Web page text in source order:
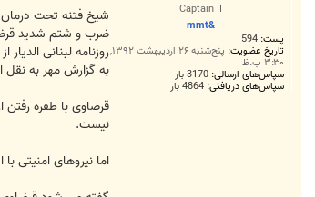
Captain II
&mmt
پست: 594
تاریخ عضویت: پنج‌شنبه ۲۶ اردیبهشت ۱۳۹۲,
۳:۳۰ ب.ظ
سپاس‌های ارسالی: 3170 بار
سپاس‌های دریافتی: 4864 بار
ت
شیخ فتنه تحت درمان
ضرب و شتم شدید
روزنامه لبنانی
به گزارش مهر به نقل
نیست.
اما نیروهای امنیتی